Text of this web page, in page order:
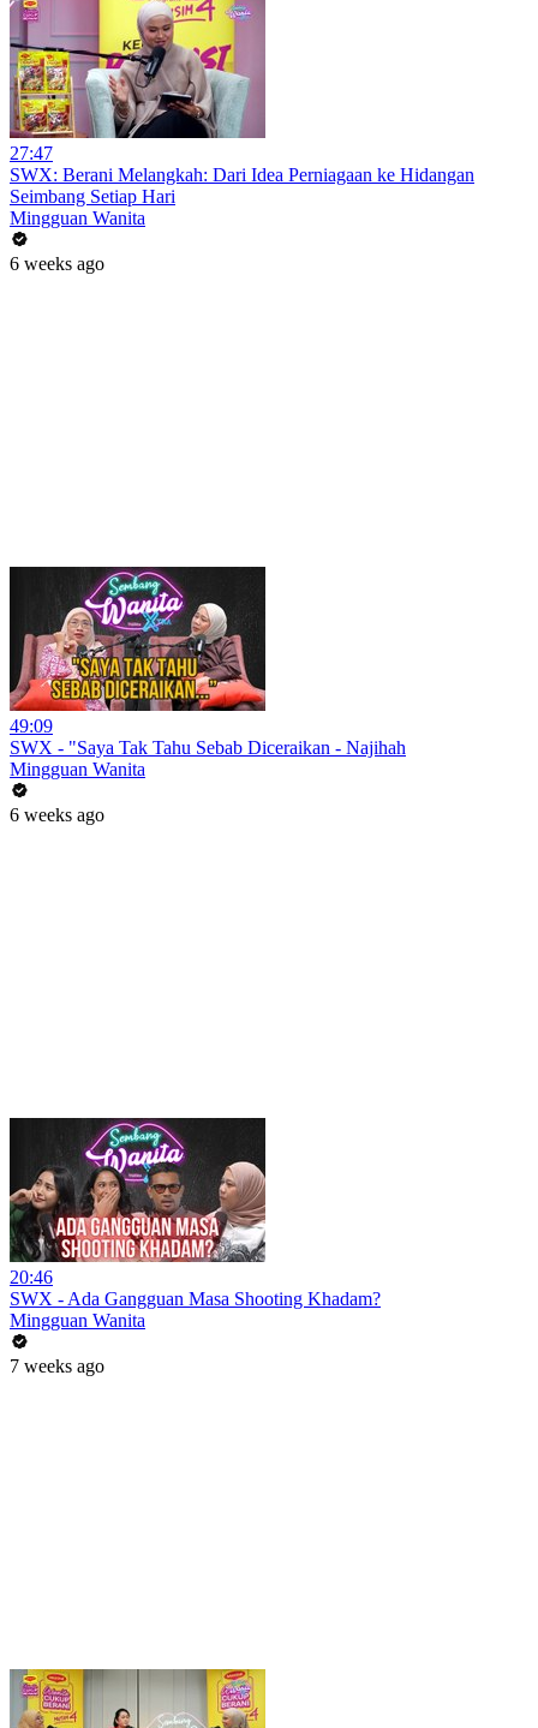
27:47
SWX: Berani Melangkah: Dari Idea Perniagaan ke Hidangan
Seimbang Setiap Hari
Mingguan Wanita
6 weeks ago
49:09
SWX - "Saya Tak Tahu Sebab Diceraikan - Najihah
Mingguan Wanita
6 weeks ago
20:46
SWX - Ada Gangguan Masa Shooting Khadam?
Mingguan Wanita
7 weeks ago